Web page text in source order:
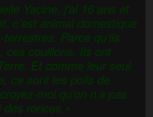
Yacine, j’ai 16 ans et
c’est animal domestique
Parce qu’ils
ces couillons. Ils ont
Et comme leur seul
ce sont les poils de
moi qu’on n’a pas
ronces.»